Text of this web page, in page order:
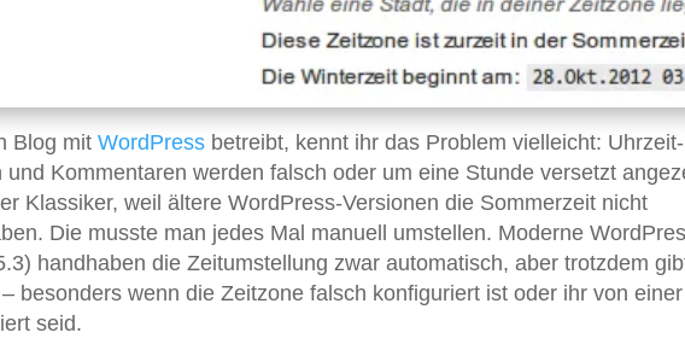
Blog mit WordPress betreibt, kennt ihr das Problem vielleicht: Uhrzeit-
Kommentaren werden falsch oder um eine Stunde versetzt
Klassiker, weil ältere WordPress-Versionen die Sommerzeit nicht
Die musste man jedes Mal manuell umstellen. Moderne
handhaben die Zeitumstellung zwar automatisch, aber trotzdem
besonders wenn die Zeitzone falsch konfiguriert ist oder ihr von einer
seid.